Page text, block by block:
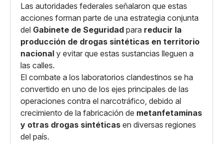
Las autoridades federales señalaron que estas
acciones forman parte de una estrategia conjunta
del Gabinete de Seguridad para reducir la
producción de drogas sintéticas en territorio
nacional y evitar que estas sustancias lleguen a
las calles.
El combate a los laboratorios clandestinos se ha
convertido en uno de los ejes principales de las
operaciones contra el narcotráfico, debido al
crecimiento de la fabricación de metanfetaminas
y otras drogas sintéticas en diversas regiones
del país.